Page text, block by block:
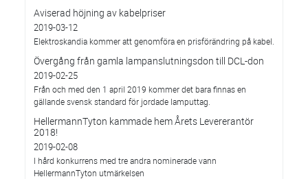
Aviserad höjning av kabelpriser
2019-03-12
Elektroskandia kommer att genomföra en prisförändring på kabel.
Övergång från gamla lampanslutningsdon till DCL-don
2019-02-25
Från och med den 1 april 2019 kommer det bara finnas en
gällande svensk standard för jordade lamputtag.
HellermannTyton kammade hem Årets Levererantör
2018!
2019-02-08
I hård konkurrens med tre andra nominerade vann
HellermannTyton utmärkelsen